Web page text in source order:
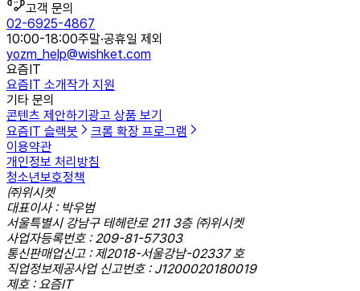
고객 문의
02-6925-4867
10:00-18:00주말·공휴일 제외
yozm_help@wishket.com
요즘IT
요즘IT 소개작가 지원
기타 문의
콘텐츠 제안하기 광고 상품 보기
요즘IT 슬랙봇
크롬 확장 프로그램
이용약관
개인정보 처리방침
청소년보호정책
㈜위시켓
대표이사 : 박우범
서울특별시 강남구 테헤란로 211 3층 ㈜위시켓
사업자등록번호 : 209-81-57303
통신판매업신고 : 제2018-서울강남-02337 호
직업정보제공사업 신고번호 : J1200020180019
제호 : 요즘IT